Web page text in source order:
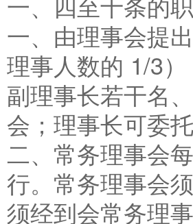
一、由理事会提
理事人数的 1/3
副理事长若干名
会；理事长可委
二、常务理事会
行。常务理事会
须经到会常务理